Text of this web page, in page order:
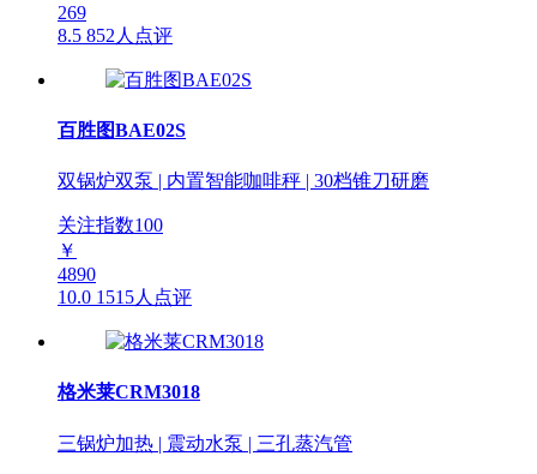
269
8.5 852人点评
百胜图BAE02S
双锅炉双泵 | 内置智能咖啡秤 | 30档锥刀研磨
关注指数100
￥
4890
10.0 1515人点评
格米莱CRM3018
三锅炉加热 | 震动水泵 | 三孔蒸汽管